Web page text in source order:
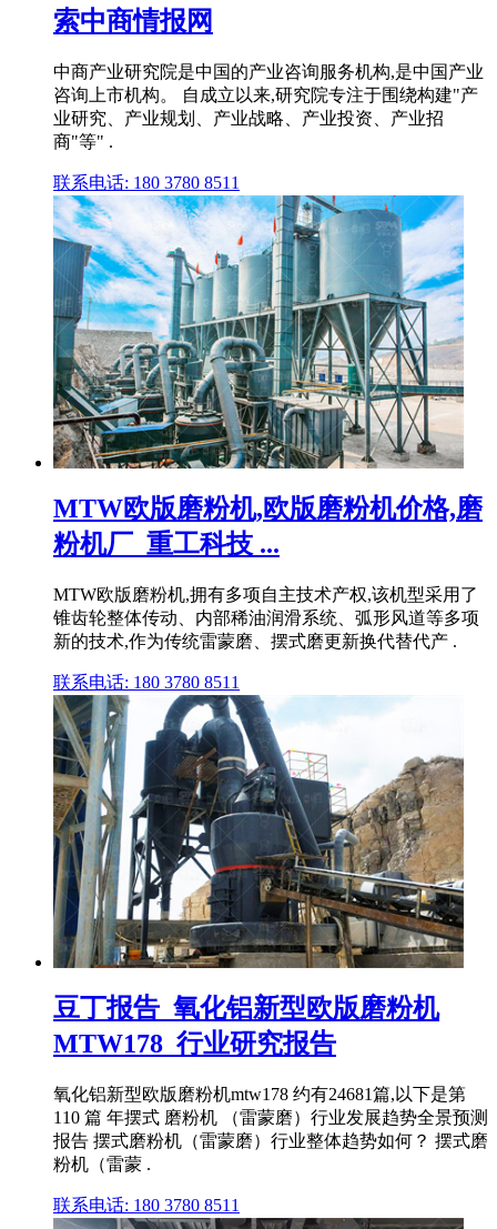
索中商情报网
中商产业研究院是中国的产业咨询服务机构,是中国产业
咨询上市机构。 自成立以来,研究院专注于围绕构建"产
业研究、产业规划、产业战略、产业投资、产业招
商"等" .
联系电话: 180 3780 8511
MTW欧版磨粉机,欧版磨粉机价格,磨
粉机厂_重工科技 ...
MTW欧版磨粉机,拥有多项自主技术产权,该机型采用了
锥齿轮整体传动、内部稀油润滑系统、弧形风道等多项
新的技术,作为传统雷蒙磨、摆式磨更新换代替代产 .
联系电话: 180 3780 8511
豆丁报告_氧化铝新型欧版磨粉机
MTW178_行业研究报告
氧化铝新型欧版磨粉机mtw178 约有24681篇,以下是第
110 篇 年摆式 磨粉机 （雷蒙磨）行业发展趋势全景预测
报告 摆式磨粉机（雷蒙磨）行业整体趋势如何？ 摆式磨
粉机（雷蒙 .
联系电话: 180 3780 8511